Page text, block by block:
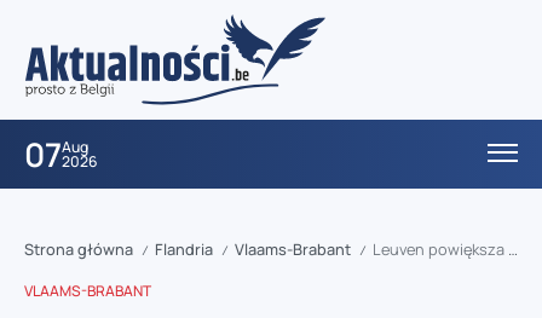
07Aug
2026
Strona główna / Flandria / Vlaams-Brabant / Leuven powiększa ogródki działkowe w Heverlee
VLAAMS-BRABANT